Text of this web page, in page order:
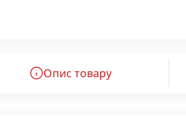
Опис товару